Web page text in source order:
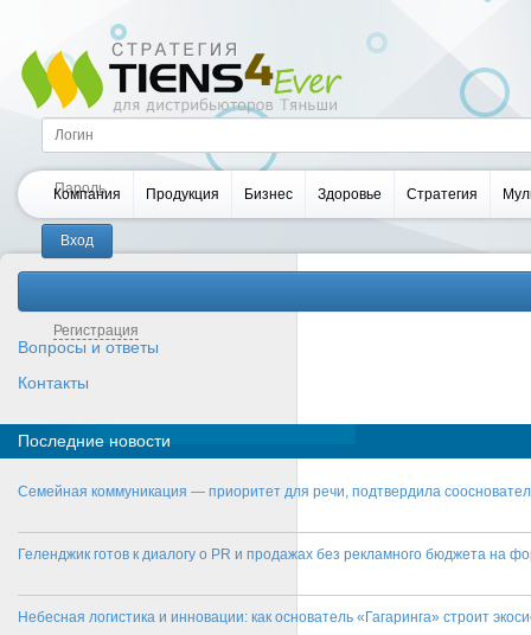
Регистрация
Компания Продукция Бизнес Здоровье Стратегия
Вопросы и ответы
Контакты
Последние новости
Семейная коммуникация — приоритет для речи, подтвердила
Геленджик готов к диалогу о PR и продажах без рекламного бюджета на
Небесная логистика и инновации: как основатель «Гагаринга» строит